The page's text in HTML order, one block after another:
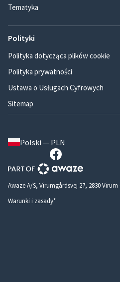
Tematyka
Polityki
Polityka dotycząca plików cookie
Polityka prywatności
Ustawa o Usługach Cyfrowych
Sitemap
Polski — PLN
Awaze A/S, Virumgårdsvej 27, 2830 Virum
Warunki i zasady*